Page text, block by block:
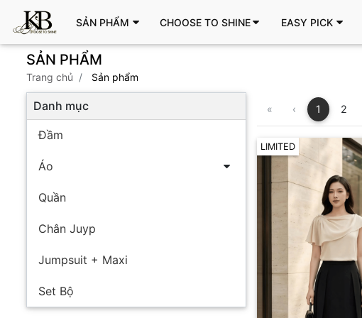
SẢN PHẨM CHOOSE TO SHINE EASY PICK
SẢN PHẨM
trang chủ Sản phẩm
Danh mục
Đầm
Áo
Quần
Chân Juyp
Jumpsuit + Maxi
Set Bộ
« ‹ 1 2
LIMITED